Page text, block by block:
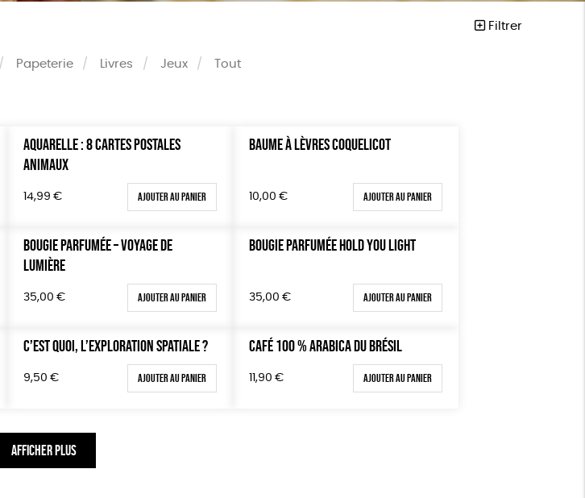
Filtrer
Papeterie Livres Jeux Tout
Couleur
Blanc Pur
violet
Mots clés
Vegan
Biodégradable Cosme Bio
Fabriqué en Espagne
ESAT
AQUARELLE : 8 CARTES POSTALES
ANIMAUX
14,99 € Ajouter au panier
BAUME À LÈVRES COQUELICOT
10,00 € Ajouter au panier
BOUGIE PARFUMÉE – VOYAGE DE
LUMIÈRE
35,00 € Ajouter au panier
BOUGIE PARFUMÉE HOLD YOU LIGHT
35,00 € Ajouter au panier
C’EST QUOI, L’EXPLORATION SPATIALE ?
9,50 € Ajouter au panier
CAFÉ 100 % ARABICA DU BRÉSIL
11,90 € Ajouter au panier
AFFICHER PLUS